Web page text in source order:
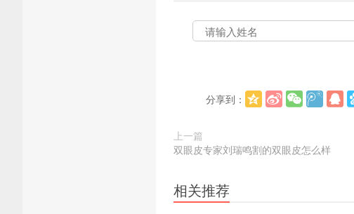
分享到：
上一篇
双眼皮专家刘瑞鸣割的双眼皮怎么样
相关推荐